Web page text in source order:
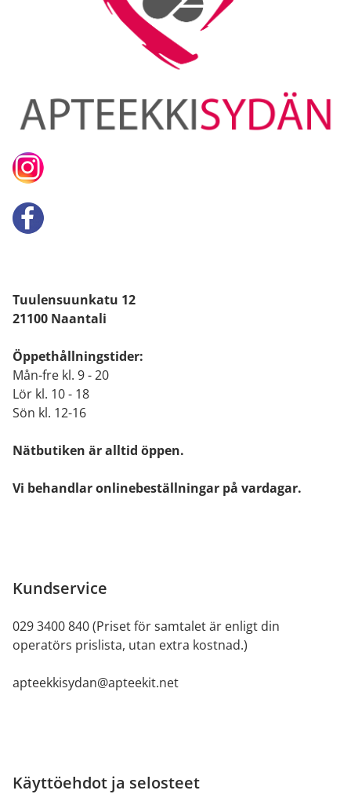
Tuulensuunkatu 12
21100 Naantali
Öppethållningstider:
Mån-fre kl. 9 - 20
Lör kl. 10 - 18
Sön kl. 12-16
Nätbutiken är alltid öppen.
Vi behandlar onlinebeställningar på vardagar.
Kundservice
029 3400 840 (Priset för samtalet är enligt din
operatörs prislista, utan extra kostnad.)
apteekkisydan@apteekit.net
Käyttöehdot ja selosteet